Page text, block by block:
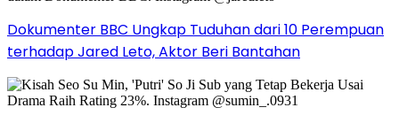
Dokumenter BBC Ungkap Tuduhan dari 10 Perempuan
terhadap Jared Leto, Aktor Beri Bantahan